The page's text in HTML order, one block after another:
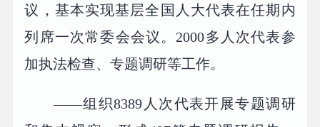
议，基本实现基层全国人大代表在任期内
列席一次常委会会议。2000多人次代表参
加执法检查、专题调研等工作。
——组织8389人次代表开展专题调研